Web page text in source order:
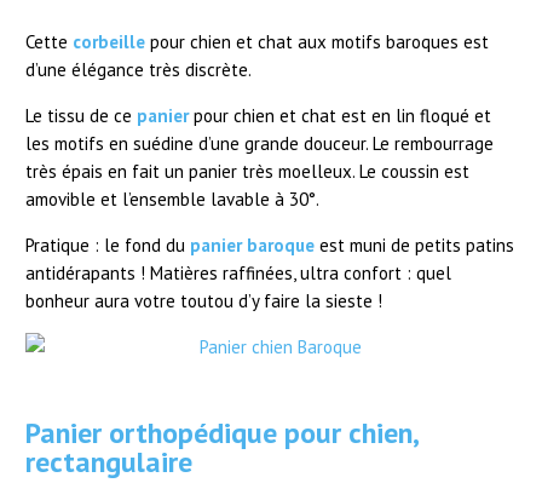
Cette corbeille pour chien et chat aux motifs baroques est
d’une élégance très discrète.
Le tissu de ce panierpour chien et chat est en lin floqué et
les motifs en suédine d’une grande douceur. Le rembourrage
très épais en fait un panier très moelleux. Le coussin est
amovible et l’ensemble lavable à 30°.
Pratique : le fond du panier baroque est muni de petits patins
antidérapants ! Matières raffinées, ultra confort : quel
bonheur aura votre toutou d’y faire la sieste !
Panier orthopédique pour chien,
rectangulaire